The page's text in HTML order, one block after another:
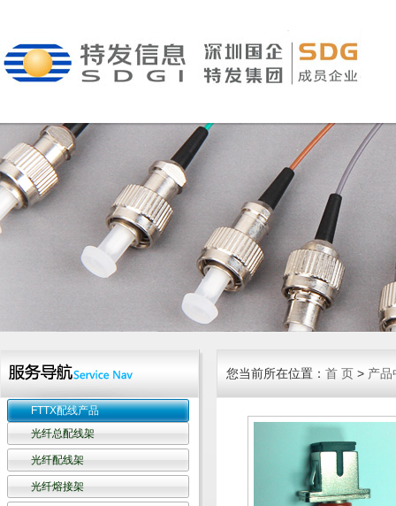
FTTX配线产品
光纤总配线架
光纤配线架
光纤熔接架
您当前所在位置： 首 页 > 产品